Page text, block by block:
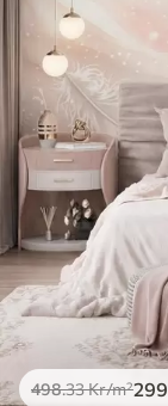
498.33Kr/m²299